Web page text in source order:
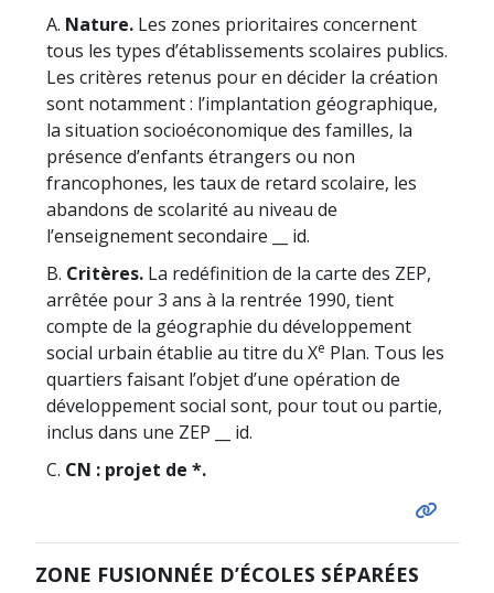
A. Nature.Les zones prioritaires concernent
tous les types d’établissements scolaires publics.
Les critères retenus pour en décider la création
sont notamment : l’implantation géographique,
la situation socioéconomique des familles, la
présence d’enfants étrangers ou non
francophones, les taux de retard scolaire, les
abandons de scolarité au niveau de
l’enseignement secondaire __ id.
B. Critères.La redéfinition de la carte des ZEP,
arrêtée pour 3 ans à la rentrée 1990, tient
compte de la géographie du développement
social urbain établie au titre du Xe Plan. Tous les
quartiers faisant l’objet d’une opération de
développement social sont, pour tout ou partie,
inclus dans une ZEP __ id.
C. CN : projet de *.
ZONE FUSIONNÉE D’ÉCOLES SÉPARÉES